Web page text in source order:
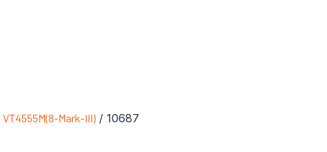
VT4555M(8-Mark-III) / 10687